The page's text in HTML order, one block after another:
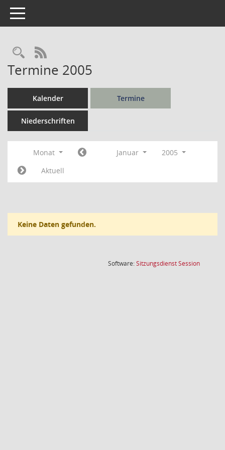
Toggle navigation
Rechercheauswahl
RSS-Feed
Termine 2005
Kalender Termine
Niederschriften
Monat Januar
2005
Aktuell
Keine Daten gefunden.
Software:SitzungsdienstSession(Wird in